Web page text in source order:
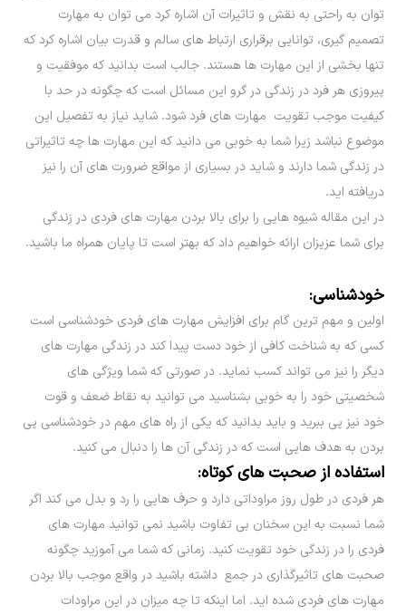
توان به راحتی به نقش و تاثیرات آن اشاره کرد می توان به مهارت
تصمیم گیری، توانایی برقراری ارتباط های سالم و قدرت بیان اشاره کرد که
تنها بخشی از این مهارت ها هستند. جالب است بدانید که موفقیت و
پیروزی هر فرد در زندگی در گرو این مسائل است که چگونه در حد با
کیفیت موجب تقویت مهارت های فرد شود. شاید نیاز به تفصیل این
موضوع نباشد زیرا شما به خوبی می دانید که این مهارت ها چه تاثیراتی
در زندگی شما دارند و شاید در بسیاری از مواقع ضرورت های آن را نیز
دریافته اید.
در این مقاله شیوه هایی را برای بالا بردن مهارت های فردی در زندگی
برای شما عزیزان ارائه خواهیم داد که بهتر است تا پایان همراه ما باشید.
خودشناسی:
اولین و مهم ترین گام برای افزایش مهارت های فردی خودشناسی است
کسی که به شناخت کافی از خود دست پیدا کند در زندگی مهارت های
دیگر را نیز می تواند کسب نماید. در صورتی که شما ویژگی های
شخصیتی خود را به خوبی بشناسید می توانید به نقاط ضعف و قوت
خود نیز پی ببرید و باید بدانید که یکی از راه های مهم در خودشناسی پی
بردن به هدف هایی است که در زندگی آن ها را دنبال می کنید.
استفاده از صحبت های کوتاه:
هر فردی در طول روز مراوداتی دارد و حرف هایی را رد و بدل می کند اگر
شما نسبت به این سخنان بی تفاوت باشید نمی توانید مهارت های
فردی را در زندگی خود تقویت کنید. زمانی که شما می آموزید چگونه
صحبت های تاثیرگذاری در جمع داشته باشید در واقع موجب بالا بردن
مهارت های فردی شده اید. اما اینکه تا چه میزان در این مراودات